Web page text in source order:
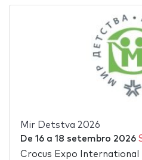
Mir Detstva 2026
De 16a 18 setembro 2026
Crocus Expo International